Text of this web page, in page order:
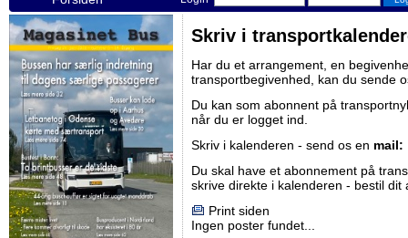
Skriv i
Har du et arrangement, en
transportbegivenhed, kan du sende
Du kan som abonnent på
når du er logget ind.
Skriv i kalenderen - send os en mail:
Du skal have et abonnement på
skrive direkte i kalenderen - bestil dit
Print siden
Ingen poster fundet...